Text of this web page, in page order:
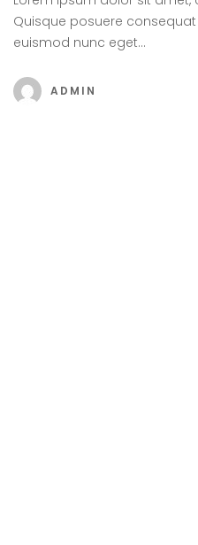
Quisque posuere
euismod nunc eget…
ADMIN